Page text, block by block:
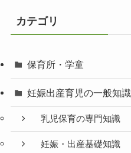
カテゴリ
保育所・学童
妊娠出産育児の一般知識
乳児保育の専門知識
妊娠・出産基礎知識